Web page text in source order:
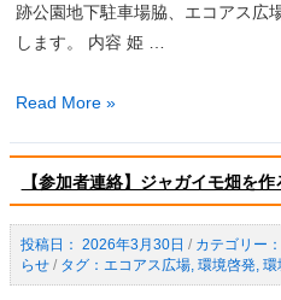
跡公園地下駐車場脇、エコアス広
します。 内容 姫 …
【4
25
日
開
催】
バ
Read More »
【参加者連絡】ジャガイモ畑を
2026年3月30日 /
らせ/ エコアス広場, 環境啓発, 環